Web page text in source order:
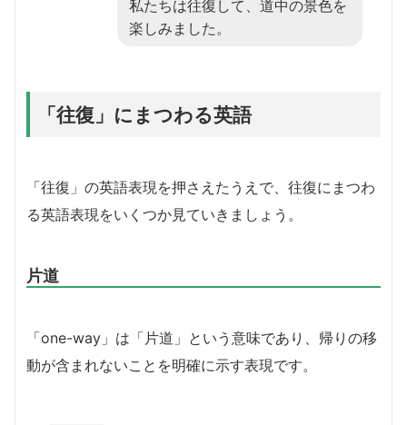
私たちは往復して、道中の景色を
楽しみました。
「往復」にまつわる英語
「往復」の英語表現を押さえたうえで、往復にまつわ
る英語表現をいくつか見ていきましょう。
片道
「one-way」は「片道」という意味であり、帰りの移
動が含まれないことを明確に示す表現です。